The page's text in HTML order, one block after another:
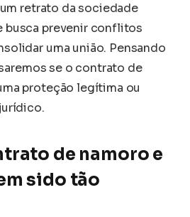
retrato da sociedade
busca prevenir conflitos
uma união. Pensando
se o contrato de
proteção legítima ou
de namoro e
sido tão